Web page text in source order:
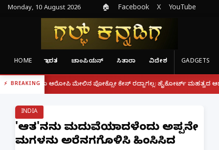
Monday, 10 August 2026 🏠 Facebook X YouTube
HOME ಭಾರತ ಚಾಂಪಿಯನ್ ಸಿತಾರಾ ವಿದೇಶ GADGETS
BREAKING
ಆರೋಪಿ ಮೇಲಿನ ಪೋಕ್ಸೋ ಕೇಸ್ ರದ್ದಾಗಲ್ಲ: ಹೈಕೋರ್ಟ್ ಮಹತ್ವದ ಆದೇಶ | ಫೋನ್
INDIA
'ಆತ'ನನ್ನು ಮದುವೆಯಾದಳೆಂದು ಅಪ್ಪನೇ
ಮಗಳನ್ನು ಅರೆನಗ್ನಗೊಳಿಸಿ ಹಿಂಸಿಸಿದ